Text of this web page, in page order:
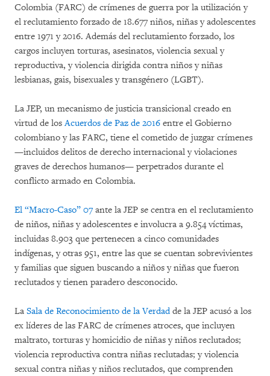
Colombia (FARC) de crímenes de guerra por la utilización y
el reclutamiento forzado de 18.677 niños, niñas y adolescentes
entre 1971 y 2016. Además del reclutamiento forzado, los
cargos incluyen torturas, asesinatos, violencia sexual y
reproductiva, y violencia dirigida contra niños y niñas
lesbianas, gais, bisexuales y transgénero (LGBT).
La JEP, un mecanismo de justicia transicional creado en
virtud de losAcuerdos de Paz de 2016 entre el Gobierno
colombiano y las FARC, tiene el cometido de juzgar crímenes
—incluidos delitos de derecho internacional y violaciones
graves de derechos humanos— perpetrados durante el
conflicto armado en Colombia.
El “Macro-Caso” 07 ante la JEP se centra en el reclutamiento
de niños, niñas y adolescentes e involucra a 9.854 víctimas,
incluidas 8.903 que pertenecen a cinco comunidades
indígenas, y otras 951, entre las que se cuentan sobrevivientes
y familias que siguen buscando a niños y niñas que fueron
reclutados y tienen paradero desconocido.
La Sala de Reconocimiento de la Verdadde la JEP acusó a los
ex líderes de las FARC de crímenes atroces, que incluyen
maltrato, torturas y homicidio de niñas y niños reclutados;
violencia reproductiva contra niñas reclutadas; y violencia
sexual contra niñas y niños reclutados, que comprenden